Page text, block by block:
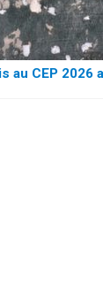
au CEP 2026